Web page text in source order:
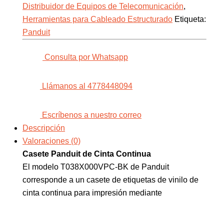
Distribuidor de Equipos de Telecomunicación,
Herramientas para Cableado Estructurado Etiqueta:
Panduit
Consulta por Whatsapp
Llámanos al 4778448094
Escríbenos a nuestro correo
Descripción
Valoraciones (0)
Casete Panduit de Cinta Continua
El modelo T038X000VPC-BK de Panduit
corresponde a un casete de etiquetas de vinilo de
cinta continua para impresión mediante